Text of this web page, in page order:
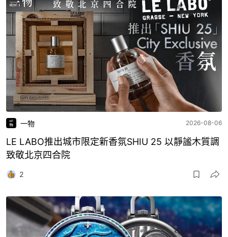
一物 2026-08-06
LE LABO推出城市限定新香氛SHIU 25 以靜謐木質調
致敬北京四合院
2